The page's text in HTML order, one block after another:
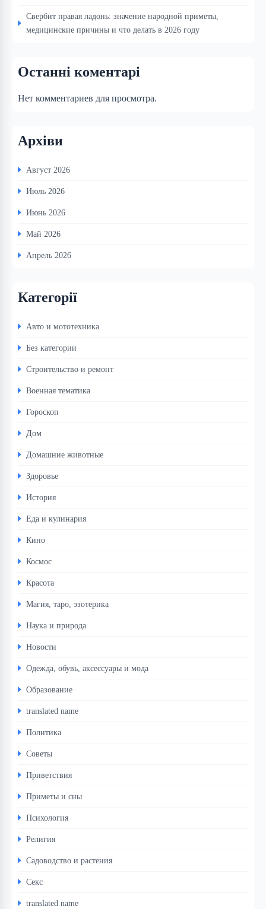
Свербит правая ладонь: значение народной приметы,
медицинские причины и что делать в 2026 году
Останні коментарі
Нет комментариев для просмотра.
Архіви
Август 2026
Июль 2026
Июнь 2026
Май 2026
Апрель 2026
Категорії
Авто и мототехника
Без категории
Строительство и ремонт
Военная тематика
Гороскоп
Дом
Домашние животные
Здоровье
История
Еда и кулинария
Кино
Космос
Красота
Магия, таро, эзотерика
Наука и природа
Новости
Одежда, обувь, аксессуары и мода
Образование
translated name
Политика
Советы
Приветствия
Приметы и сны
Психология
Религия
Садоводство и растения
Секс
translated name